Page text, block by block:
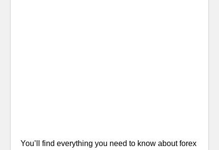
You’ll find everything you need to know about forex